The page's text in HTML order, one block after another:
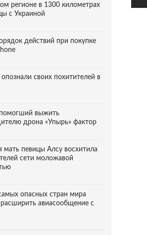
регионе в 1300 километрах
с Украиной
действий при покупке
своих похитителей в
выжить
дрона «Упырь» фактор
мать певицы Алсу восхитила
сети моложавой
опасных стран мира
расширить авиасообщение с